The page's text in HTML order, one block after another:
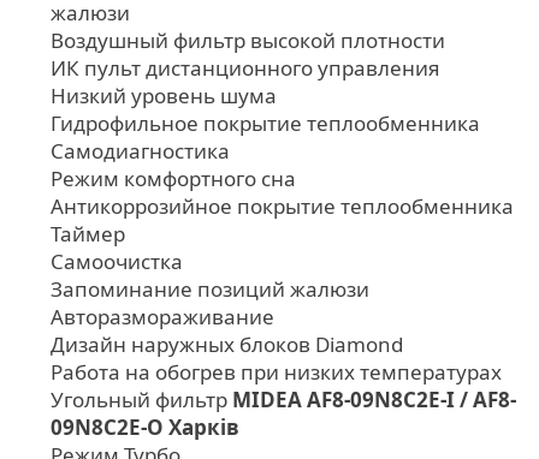
жалюзи
Воздушный фильтр высокой плотности
ИК пульт дистанционного управления
Низкий уровень шума
Гидрофильное покрытие теплообменника
Самодиагностика
Режим комфортного сна
Антикоррозийное покрытие теплообменника
Таймер
Самоочистка
Запоминание позиций жалюзи
Авторазмораживание
Дизайн наружных блоков Diamond
Работа на обогрев при низких температурах
Угольный фильтр MIDEA AF8-09N8C2E-I / AF8-
09N8C2E-O Харків